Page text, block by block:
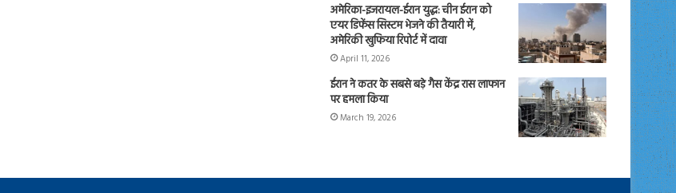
अमेरिका-इजरायल-ईरान युद्ध: चीन ईरान को
एयर डिफेंस सिस्टम भेजने की तैयारी में,
अमेरिकी खुफिया रिपोर्ट में दावा
April 11, 2026
ईरान ने कतर के सबसे बड़े गैस केंद्र रास लाफान
पर हमला किया
March 19, 2026